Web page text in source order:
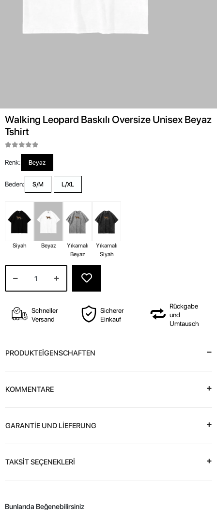
Walking Leopard Baskılı Oversize Unisex Beyaz
Tshirt
Renk: Beyaz
Beden: S/M L/XL
Siyah Beyaz
Yıkamalı
Beyaz
Yıkamalı
Siyah
Schneller
Versand
Sicherer
Einkauf
Rückgabe
und
Umtausch
PRODUKTEİGENSCHAFTEN
KOMMENTARE
GARANTİE UND LİEFERUNG
TAKSİT SEÇENEKLERİ
Bunlarıda Beğenebilirsiniz